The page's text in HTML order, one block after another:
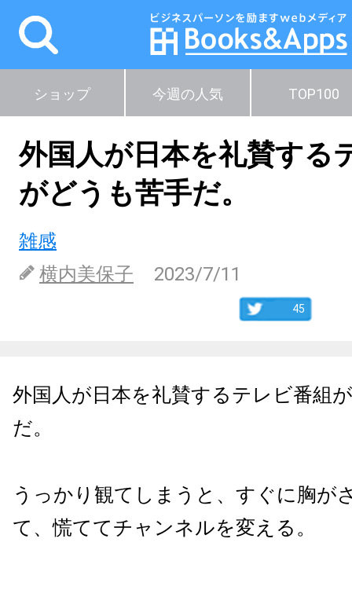
ショップ 今週の人気 TOP100
外国人が日本を礼賛する
がどうも苦手だ。
雑感
横内美保子
2023/7/11
45
外国人が日本を礼賛するテレビ番組
だ。
うっかり観てしまうと、すぐに胸が
て、慌ててチャンネルを変える。